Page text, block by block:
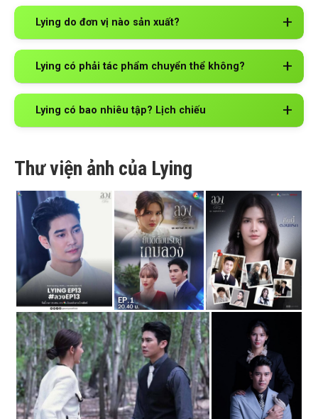
Lying do đơn vị nào sản xuất?
Lying có phải tác phẩm chuyển thể không?
Lying có bao nhiêu tập? Lịch chiếu
Thư viện ảnh của Lying